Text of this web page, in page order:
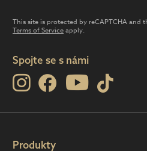
This site is protected by reCAPTCHA and
Terms of Serviceapply.
Spojte se s námi
Produkty